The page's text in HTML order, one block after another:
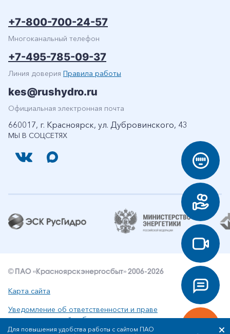
МЫ В СОЦСЕТЯХ
+7-800-700-24-57
Многоканальный телефон
+7-495-785-09-37
Линия доверия Правила работы
kes@rushydro.ru
Официальная электронная почта
660017, г. Красноярск, ул. Дубровинского, 43
© ПАО «Красноярскэнергосбыт» 2006-2026
Карта сайта
Уведомление об ответственности и праве
интеллектуальной собственности
Для повышения удобства работы с сайтом ПАО